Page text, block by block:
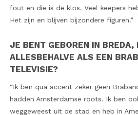
fout en die is de klos. Veel keepers
Het zijn en blijven bijzondere figuren.”
JE BENT GEBOREN IN BREDA,
ALLESBEHALVE ALS EEN
TELEVISIE?
“Ik ben qua accent zeker geen
hadden Amsterdamse roots. Ik ben
weggeweest uit de stad en heb in